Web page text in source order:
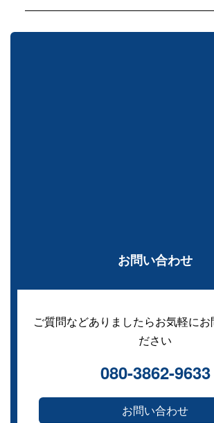
お問い合わせ
ご質問などありましたらお気軽にお
ださい
080-3862-9633
お問い合わせ